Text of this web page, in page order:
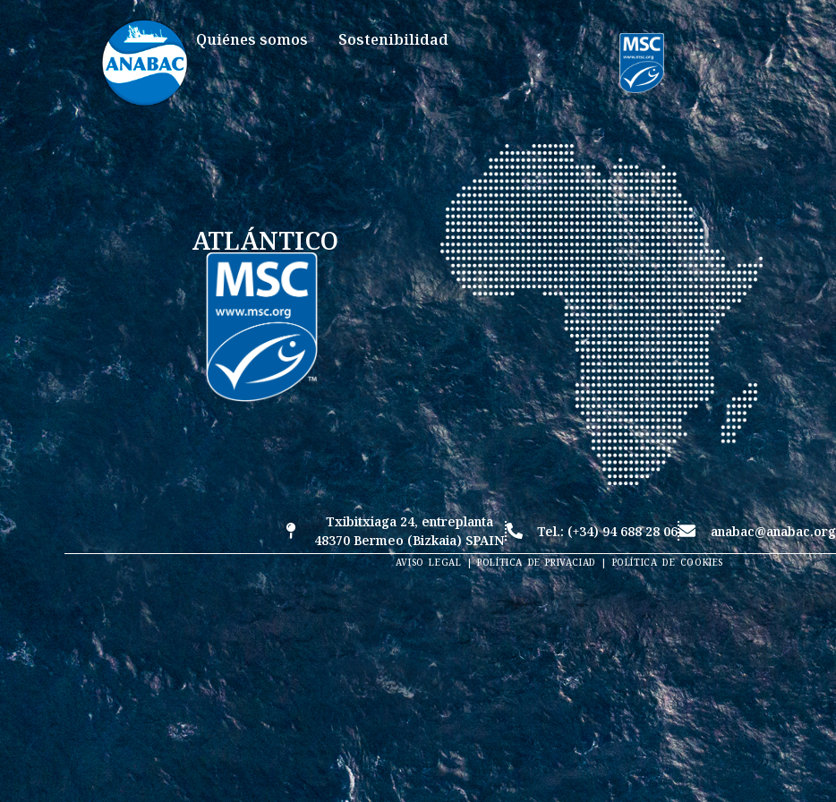
Quiénes somos Sostenibilidad
ATLÁNTICO
Txibitxiaga 24, entreplanta
48370 Bermeo (Bizkaia) SPAIN
Tel.: (+34) 94 688 28 06 anabac@anabac.org
AVISO LEGAL | POLÍTICA DE PRIVACIAD | POLÍTICA DE COOKIES